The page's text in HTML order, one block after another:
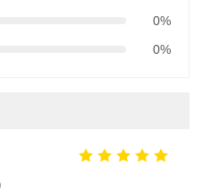
0%
0%